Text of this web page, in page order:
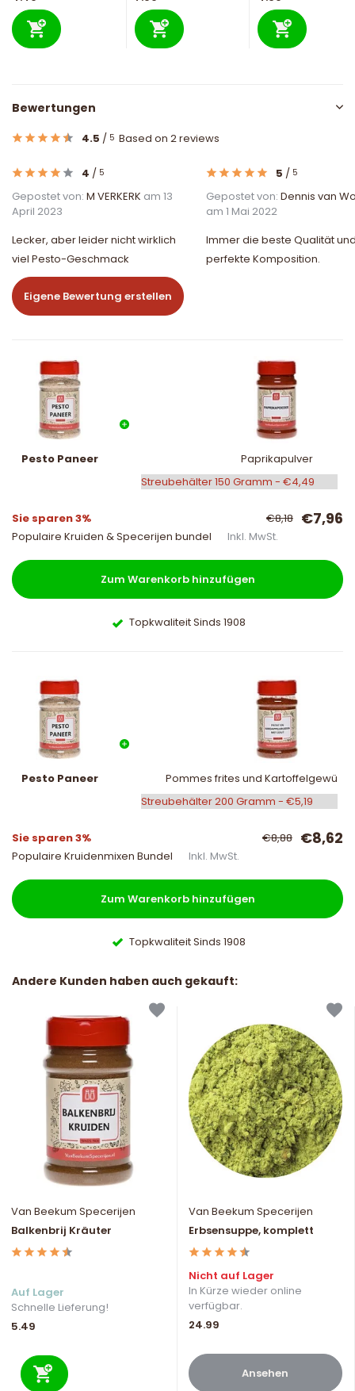
Bewertungen
4.5 / 5 Based on 2 reviews
4 / 5
Gepostet von: M VERKERK am 13
April 2023
Lecker, aber leider nicht wirklich
viel Pesto-Geschmack
5 / 5
Gepostet von: Dennis van
am 1 Mai 2022
Immer die beste Qualität
perfekte Komposition.
Eigene Bewertung erstellen
Pesto Paneer Paprikapulver
Sie sparen 3% €8,18 €7,96
Populaire Kruiden & Specerijen bundel Inkl. MwSt.
Zum Warenkorb hinzufügen
Topkwaliteit Sinds 1908
Pesto Paneer Pommes frites und Kartoffelgewürz
Sie sparen 3% €8,88 €8,62
Populaire Kruidenmixen Bundel Inkl. MwSt.
Zum Warenkorb hinzufügen
Topkwaliteit Sinds 1908
Andere Kunden haben auch gekauft:
Van Beekum Specerijen
Balkenbrij Kräuter
Auf Lager
Schnelle Lieferung!
5.49
Van Beekum Specerijen
Erbsensuppe, komplett
Nicht auf Lager
In Kürze wieder online
verfügbar.
24.99
Ansehen